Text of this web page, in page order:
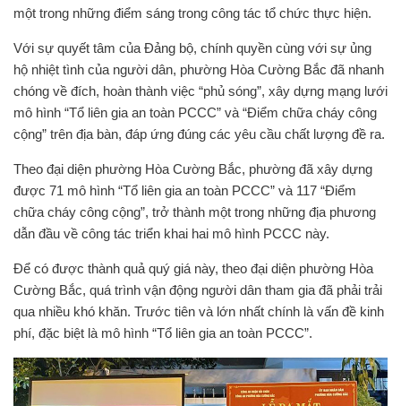
một trong những điểm sáng trong công tác tổ chức thực hiện.
Với sự quyết tâm của Đảng bộ, chính quyền cùng với sự ủng
hộ nhiệt tình của người dân, phường Hòa Cường Bắc đã nhanh
chóng về đích, hoàn thành việc “phủ sóng”, xây dựng mạng lưới
mô hình “Tổ liên gia an toàn PCCC” và “Điểm chữa cháy công
cộng” trên địa bàn, đáp ứng đúng các yêu cầu chất lượng đề ra.
Theo đại diện phường Hòa Cường Bắc, phường đã xây dựng
được 71 mô hình “Tổ liên gia an toàn PCCC” và 117 “Điểm
chữa cháy công cộng”, trở thành một trong những địa phương
dẫn đầu về công tác triển khai hai mô hình PCCC này.
Để có được thành quả quý giá này, theo đại diện phường Hòa
Cường Bắc, quá trình vận động người dân tham gia đã phải trải
qua nhiều khó khăn. Trước tiên và lớn nhất chính là vấn đề kinh
phí, đặc biệt là mô hình “Tổ liên gia an toàn PCCC”.